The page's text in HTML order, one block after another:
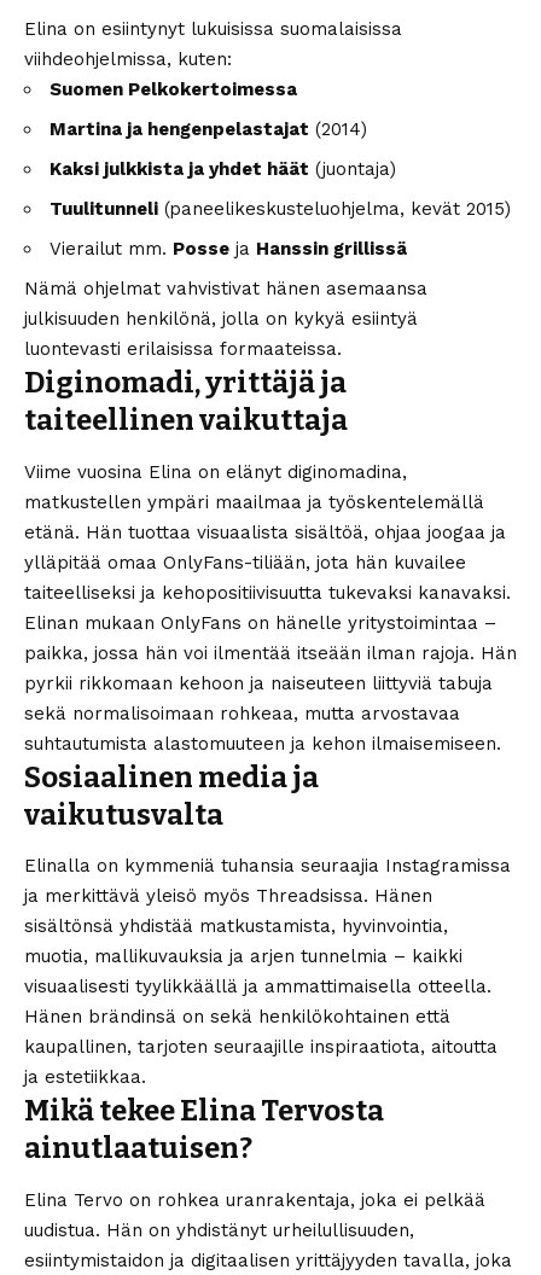
Elina on esiintynyt lukuisissa suomalaisissa
viihdeohjelmissa, kuten:
Suomen Pelkokertoimessa
Martina ja hengenpelastajat (2014)
Kaksi julkkista ja yhdet häät (juontaja)
Tuulitunneli (paneelikeskusteluohjelma, kevät 2015)
Vierailut mm. Posse ja Hanssin grillissä
Nämä ohjelmat vahvistivat hänen asemaansa
julkisuuden henkilönä, jolla on kykyä esiintyä
luontevasti erilaisissa formaateissa.
Diginomadi, yrittäjä ja
taiteellinen vaikuttaja
Viime vuosina Elina on elänyt diginomadina,
matkustellen ympäri maailmaa ja työskentelemällä
etänä. Hän tuottaa visuaalista sisältöä, ohjaa joogaa ja
ylläpitää omaa OnlyFans-tiliään, jota hän kuvailee
taiteelliseksi ja kehopositiivisuutta tukevaksi kanavaksi.
Elinan mukaan OnlyFans on hänelle yritystoimintaa –
paikka, jossa hän voi ilmentää itseään ilman rajoja. Hän
pyrkii rikkomaan kehoon ja naiseuteen liittyviä tabuja
sekä normalisoimaan rohkeaa, mutta arvostavaa
suhtautumista alastomuuteen ja kehon ilmaisemiseen.
Sosiaalinen media ja
vaikutusvalta
Elinalla on kymmeniä tuhansia seuraajia Instagramissa
ja merkittävä yleisö myös Threadsissa. Hänen
sisältönsä yhdistää matkustamista, hyvinvointia,
muotia, mallikuvauksia ja arjen tunnelmia – kaikki
visuaalisesti tyylikkäällä ja ammattimaisella otteella.
Hänen brändinsä on sekä henkilökohtainen että
kaupallinen, tarjoten seuraajille inspiraatiota, aitoutta
ja estetiikkaa.
Mikä tekee Elina Tervosta
ainutlaatuisen?
Elina Tervo on rohkea uranrakentaja, joka ei pelkää
uudistua. Hän on yhdistänyt urheilullisuuden,
esiintymistaidon ja digitaalisen yrittäjyyden tavalla, joka